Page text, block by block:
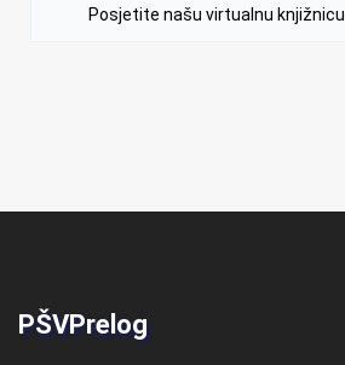
Posjetite našu virtualnu knjižnicu.
PŠVPrelog